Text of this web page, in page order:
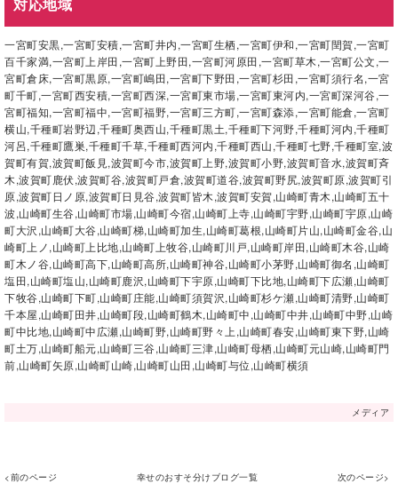
一宮町安黒,一宮町安積,一宮町井内,一宮町生栖,一宮町伊和,一宮町閏賀,一宮町
百千家満,一宮町上岸田,一宮町上野田,一宮町河原田,一宮町草木,一宮町公文,一
宮町倉床,一宮町黒原,一宮町嶋田,一宮町下野田,一宮町杉田,一宮町須行名,一宮
町千町,一宮町西安積,一宮町西深,一宮町東市場,一宮町東河内,一宮町深河谷,一
宮町福知,一宮町福中,一宮町福野,一宮町三方町,一宮町森添,一宮町能倉,一宮町
横山,千種町岩野辺,千種町奥西山,千種町黒土,千種町下河野,千種町河内,千種町
河呂,千種町鷹巣,千種町千草,千種町西河内,千種町西山,千種町七野,千種町室,波
賀町有賀,波賀町飯見,波賀町今市,波賀町上野,波賀町小野,波賀町音水,波賀町斉
木,波賀町鹿伏,波賀町谷,波賀町戸倉,波賀町道谷,波賀町野尻,波賀町原,波賀町引
原,波賀町日ノ原,波賀町日見谷,波賀町皆木,波賀町安賀,山崎町青木,山崎町五十
波,山崎町生谷,山崎町市場,山崎町今宿,山崎町上寺,山崎町宇野,山崎町宇原,山崎
町大沢,山崎町大谷,山崎町梯,山崎町加生,山崎町葛根,山崎町片山,山崎町金谷,山
崎町上ノ,山崎町上比地,山崎町上牧谷,山崎町川戸,山崎町岸田,山崎町木谷,山崎
町木ノ谷,山崎町高下,山崎町高所,山崎町神谷,山崎町小茅野,山崎町御名,山崎町
塩田,山崎町塩山,山崎町鹿沢,山崎町下宇原,山崎町下比地,山崎町下広瀬,山崎町
下牧谷,山崎町下町,山崎町庄能,山崎町須賀沢,山崎町杉ケ瀬,山崎町清野,山崎町
千本屋,山崎町田井,山崎町段,山崎町鶴木,山崎町中,山崎町中井,山崎町中野,山崎
町中比地,山崎町中広瀬,山崎町野,山崎町野々上,山崎町春安,山崎町東下野,山崎
町土万,山崎町船元,山崎町三谷,山崎町三津,山崎町母栖,山崎町元山崎,山崎町門
前,山崎町矢原,山崎町山崎,山崎町山田,山崎町与位,山崎町横須
メディア
<前のページ 幸せのおすそ分けブログ一覧 次のページ>